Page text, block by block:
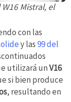
Mistral, el
con las
y las99 del
utilizará unV16
si bien produce
, resultando en